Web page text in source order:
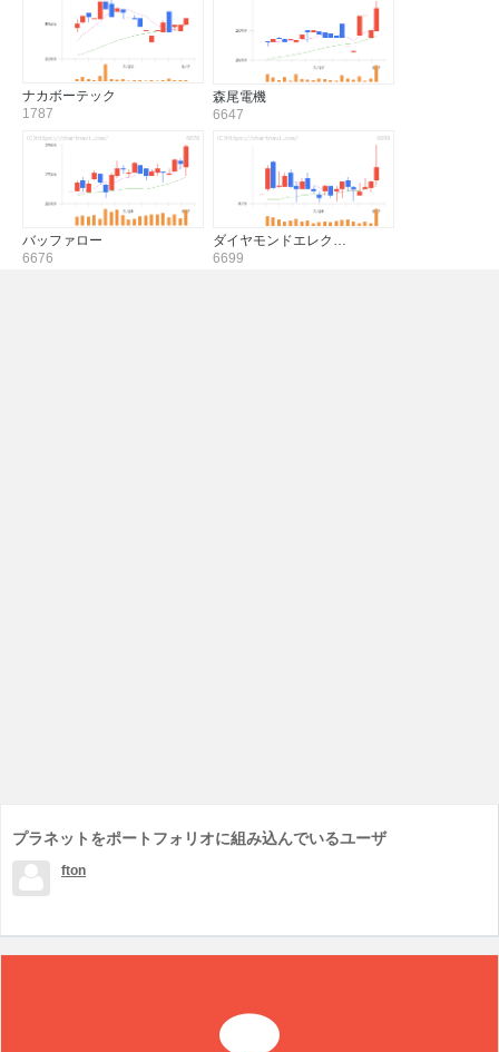
ナカボーテック
1787
森尾電機
6647
バッファロー
6676
ダイヤモンドエレク…
6699
プラネットをポートフォリオに組み込んでいるユーザ
fton